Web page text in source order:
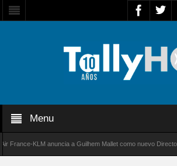
Menu
KLM anuncia a Guilhem Mallet como nuevo Director